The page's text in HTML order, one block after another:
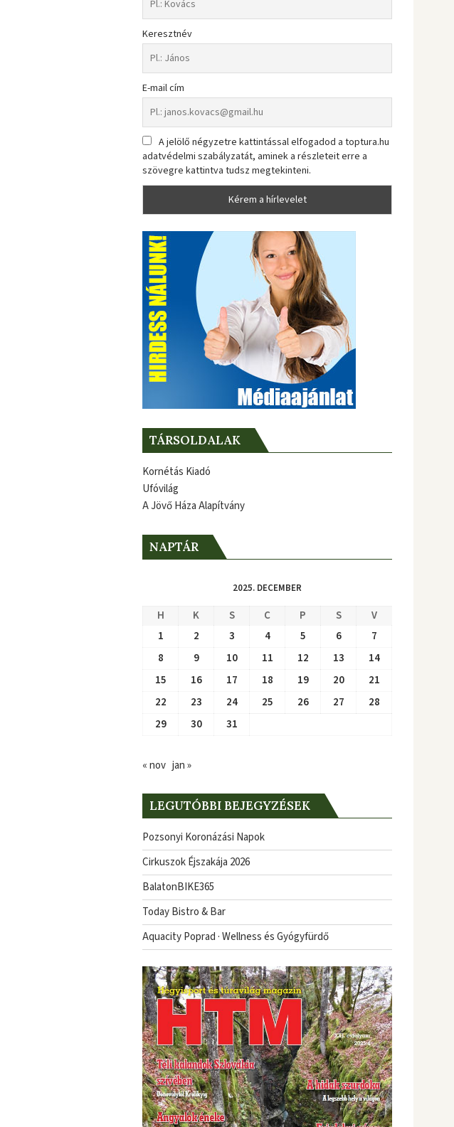
Keresztnév
E-mail cím
A jelölő négyzetre kattintással elfogadod a toptura.hu
adatvédelmi szabályzatát, aminek a részleteit erre a
szövegre kattintva tudsz megtekinteni.
TÁRSOLDALAK
Kornétás Kiadó
Ufóvilág
A Jövő Háza Alapítvány
NAPTÁR
2025. DECEMBER
H K S C P S
V
1
2 3 4 5 6
7
8
9 10 11 12 13
14
15
16 17 18 19 20
21
22
23 24 25 26 27
28
29
30 31
« nov jan »
LEGUTÓBBI BEJEGYZÉSEK
Pozsonyi Koronázási Napok
Cirkuszok Éjszakája 2026
BalatonBIKE365
Today Bistro & Bar
Aquacity Poprad · Wellness és Gyógyfürdő